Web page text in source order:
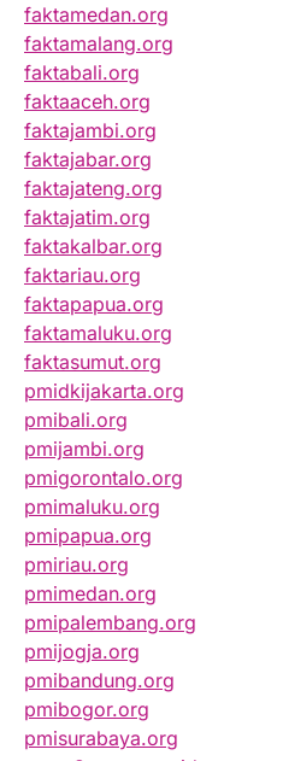
faktamedan.org
faktamalang.org
faktabali.org
faktaaceh.org
faktajambi.org
faktajabar.org
faktajateng.org
faktajatim.org
faktakalbar.org
faktariau.org
faktapapua.org
faktamaluku.org
faktasumut.org
pmidkijakarta.org
pmibali.org
pmijambi.org
pmigorontalo.org
pmimaluku.org
pmipapua.org
pmiriau.org
pmimedan.org
pmipalembang.org
pmijogja.org
pmibandung.org
pmibogor.org
pmisurabaya.org